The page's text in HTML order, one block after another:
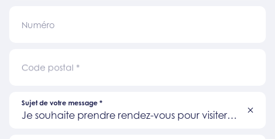
Numéro
Code postal *
Sujet de votre message *
Je souhaite prendre rendez-vous pour visiter